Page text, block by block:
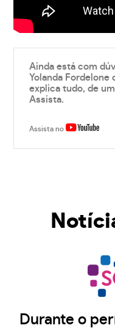
Ainda está com
Yolanda Fordelone
explica tudo, de
Assista.
Assista no
Durante o